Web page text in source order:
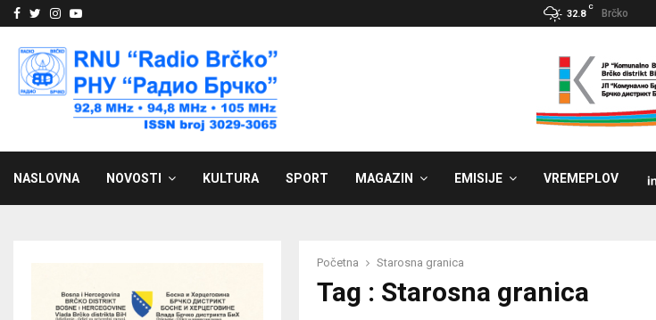
Facebook
Twitter
Instagram
Youtube 32.8
C
Brčko
NASLOVNA NOVOSTI KULTURA SPORT MAGAZIN EMISIJE VREMEPLOV
Početna Starosna granica
Tag : Starosna granica